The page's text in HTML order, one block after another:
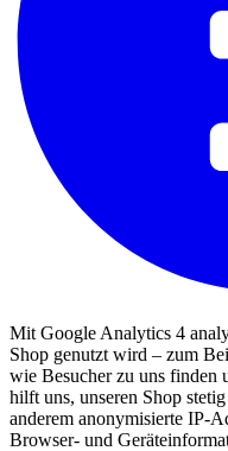
Mit Google Analytics 4
Shop genutzt wird – zum
wie Besucher zu uns finden
hilft uns, unseren Shop
anderem anonymisierte IP-
Browser- und